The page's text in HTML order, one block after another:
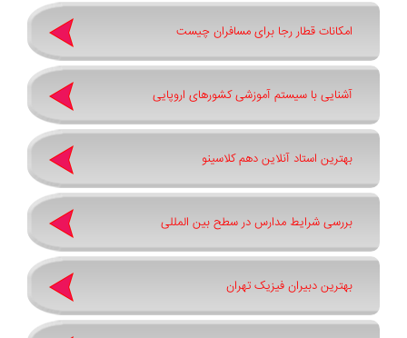
امکانات قطار رجا برای مسافران چیست
آشنایی با سیستم آموزشی کشورهای اروپایی
بهترین استاد آنلاین دهم کلاسینو
بررسی شرایط مدارس در سطح بین المللی
بهترین دبیران فیزیک تهران